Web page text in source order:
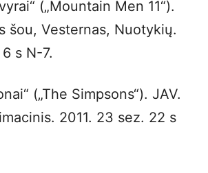
(„Mountain Men 11“).
šou, Vesternas, Nuotykių.
s N-7.
(„The Simpsons“). JAV.
2011. 23 sez. 22 s